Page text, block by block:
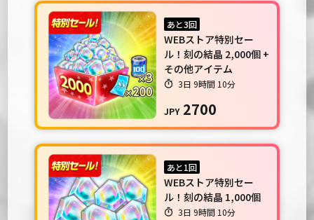
あと3回
WEBストア特別セー
ル！刻の結晶 2,000個 +
その他アイテム
3日 9時間 10分
JPY 2700
あと1回
WEBストア特別セー
ル！刻の結晶 1,000個
3日 9時間 10分